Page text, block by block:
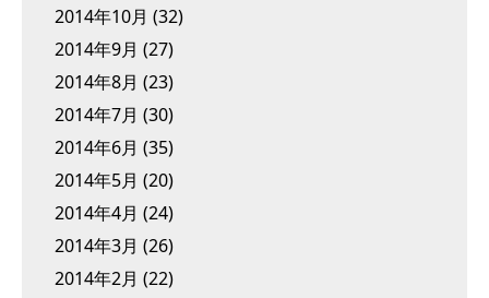
2014年10月 (32)
2014年9月 (27)
2014年8月 (23)
2014年7月 (30)
2014年6月 (35)
2014年5月 (20)
2014年4月 (24)
2014年3月 (26)
2014年2月 (22)